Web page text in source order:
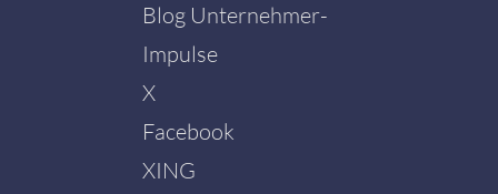
Blog Unternehmer-
Impulse
X
Facebook
XING
Mit dem
Karte